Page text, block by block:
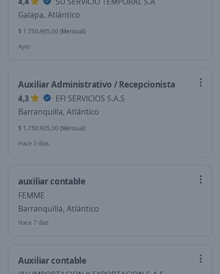
Galapa, Atlántico
$ 1.750.905,00 (Mensual)
Ayer
Auxiliar Administrativo / Recepcionista
4,3
EFI SERVICIOS S.A.S
Barranquilla, Atlántico
$ 1.750.905,00 (Mensual)
Hace 3 días
auxiliar contable
FEMME
Barranquilla, Atlántico
Hace 7 días
Auxiliar contable